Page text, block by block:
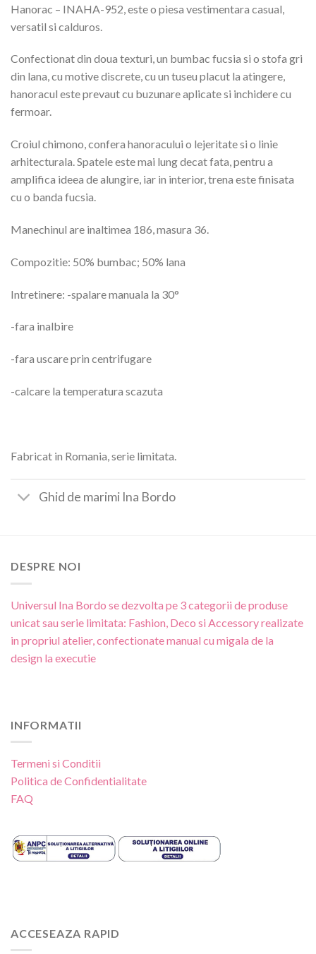
Hanorac – INAHA-952, este o piesa vestimentara casual,
versatil si calduros.
Confectionat din doua texturi, un bumbac fucsia si o stofa gri
din lana, cu motive discrete, cu un tuseu placut la atingere,
hanoracul este prevaut cu buzunare aplicate si inchidere cu
fermoar.
Croiul chimono, confera hanoracului o lejeritate si o linie
arhitecturala. Spatele este mai lung decat fata, pentru a
amplifica ideea de alungire, iar in interior, trena este finisata
cu o banda fucsia.
Manechinul are inaltimea 186, masura 36.
Compozitie: 50% bumbac; 50% lana
Intretinere: -spalare manuala la 30°
-fara inalbire
-fara uscare prin centrifugare
-calcare la temperatura scazuta
Fabricat in Romania, serie limitata.
Ghid de marimi Ina Bordo
DESPRE NOI
Universul Ina Bordo se dezvolta pe 3 categorii de produse
unicat sau serie limitata: Fashion, Deco si Accessory realizate
in propriul atelier, confectionate manual cu migala de la
design la executie
INFORMATII
Termeni si Conditii
Politica de Confidentialitate
FAQ
ACCESEAZA RAPID